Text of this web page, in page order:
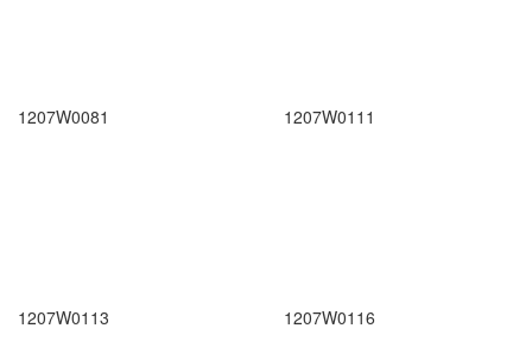
1207W0081 1207W0111
1207W0113 1207W0116